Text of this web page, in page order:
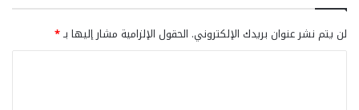
لن يتم نشر عنوان بريدك الإلكتروني. الحقول الإلزامية مشار إليها بـ*